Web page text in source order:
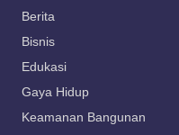
Berita
Bisnis
Edukasi
Gaya Hidup
Keamanan Bangunan